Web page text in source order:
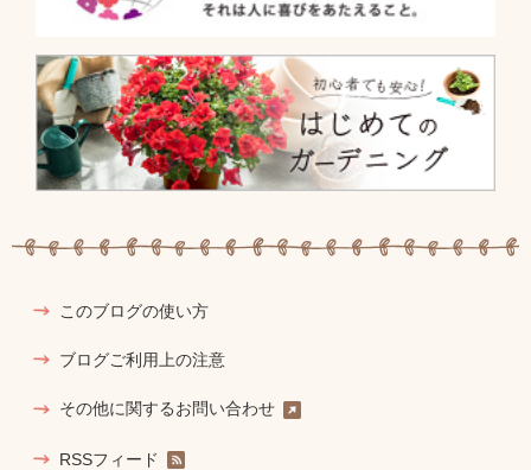
このブログの使い方
ブログご利用上の注意
その他に関するお問い合わせ
RSSフィード